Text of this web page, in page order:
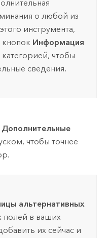
о любой из
инструмента,
Информация
чтобы
сведения.
Дополнительные
чтобы точнее
альтернативных
полей в ваших
их сейчас и